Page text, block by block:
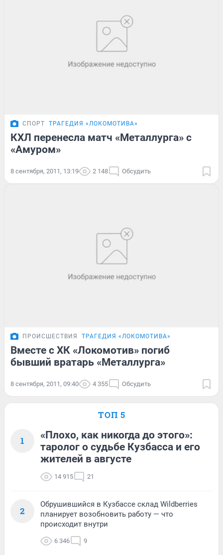
СПОРТ ТРАГЕДИЯ «ЛОКОМОТИВА»
КХЛ перенесла матч «Металлурга» с
«Амуром»
8 сентября, 2011, 13:19 2 148 Обсудить
ПРОИСШЕСТВИЯ ТРАГЕДИЯ «ЛОКОМОТИВА»
Вместе с ХК «Локомотив» погиб
бывший вратарь «Металлурга»
8 сентября, 2011, 09:40 4 355 Обсудить
ТОП 5
1
«Плохо, как никогда до этого»:
таролог о судьбе Кузбасса и его
жителей в августе
14 915 21
2
Обрушившийся в Кузбассе склад Wildberries
планирует возобновить работу — что
происходит внутри
6 346 9